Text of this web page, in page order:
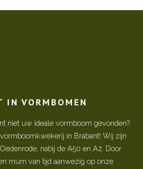
IN VORMBOMEN
niet uw ideale vormboom gevonden?
in Brabant! Wij zijn
nabij de A50 en A2. Door
mum van tijd aanwezig op onze